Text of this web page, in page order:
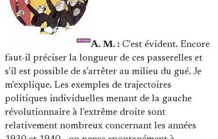
A. M. : C'est évident. Encore
faut-il préciser la longueur de ces passerelles et
s'il est possible de s'arrêter au milieu du gué. Je
m'explique. Les exemples de trajectoires
politiques individuelles menant de la gauche
révolutionnaire à l'extrême droite sont
relativement nombreux concernant les années